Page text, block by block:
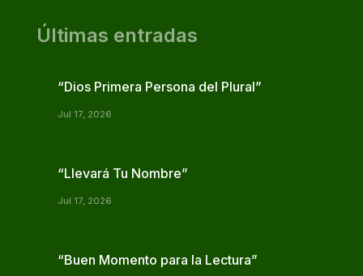
Últimas entradas
“Dios Primera Persona del Plural”
Jul 17, 2026
“Llevará Tu Nombre”
Jul 17, 2026
“Buen Momento para la Lectura”